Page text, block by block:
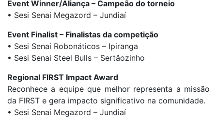
Event Winner/Aliança – Campeão do torneio
• Sesi Senai Megazord – Jundiaí
Event Finalist – Finalistas da competição
• Sesi Senai Robonáticos – Ipiranga
• Sesi Senai Steel Bulls – Sertãozinho
Regional FIRST Impact Award
Reconhece a equipe que melhor representa a missão
da FIRST e gera impacto significativo na comunidade.
• Sesi Senai Megazord – Jundiaí